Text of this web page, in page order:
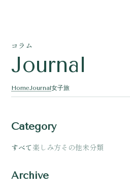
コラム
Journal
HomeJournal女子旅
Category
すべて楽しみ方 その他未分類
Archive